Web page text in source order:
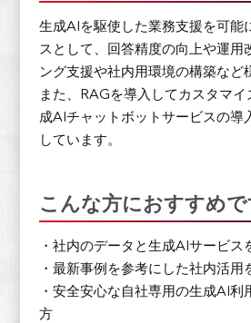
生成AIを駆使した業務支援を可能
スとして、回答精度の向上や運用
ング支援や社内用環境の構築など
また、RAGを導入してカスタマ
成AIチャットボットサービスの導
しています。
こんな方におすすめで
・社内のデータと生成AIサービス
・最新事例を参考にした社内活用
・安全安心な自社専用の生成AI利
方